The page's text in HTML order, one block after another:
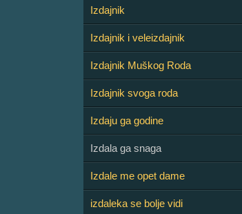
Izdajnik
Izdajnik i veleizdajnik
Izdajnik Muškog Roda
Izdajnik svoga roda
Izdaju ga godine
Izdala ga snaga
Izdale me opet dame
izdaleka se bolje vidi